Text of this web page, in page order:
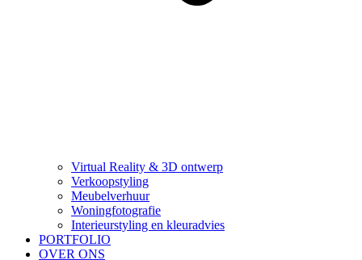
Virtual Reality & 3D ontwerp
Verkoopstyling
Meubelverhuur
Woningfotografie
Interieurstyling en kleuradvies
PORTFOLIO
OVER ONS